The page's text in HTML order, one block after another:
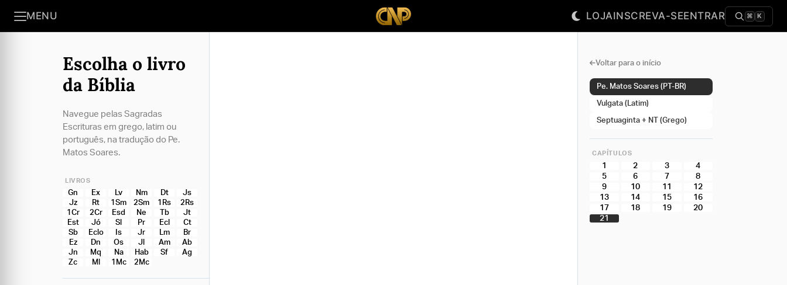
MENU LOJAINSCREVA-SEENTRAR ⌘ K
Escolha o livro
da Bíblia
Navegue pelas Sagradas
Escrituras em grego, latim ou
português, na tradução do Pe.
Matos Soares.
LIVROS
Gn Ex Lv Nm Dt
Js
Jz
Rt 1Sm 2Sm 1Rs
2Rs
1Cr
2Cr Esd Ne Tb
Jt
Est
Jó Sl Pr Ecl
Ct
Sb
Eclo Is Jr Lm
Br
Ez
Dn Os Jl Am
Ab
Jn
Mq Na Hab Sf
Ag
Zc
Ml 1Mc 2Mc
Voltar para o início
Pe. Matos Soares (PT-BR)
Vulgata (Latim)
Septuaginta + NT (Grego)
CAPÍTULOS
1 2 3
4
5
6 7
8
9
10 11
12
13
14 15
16
17
18 19
20
21